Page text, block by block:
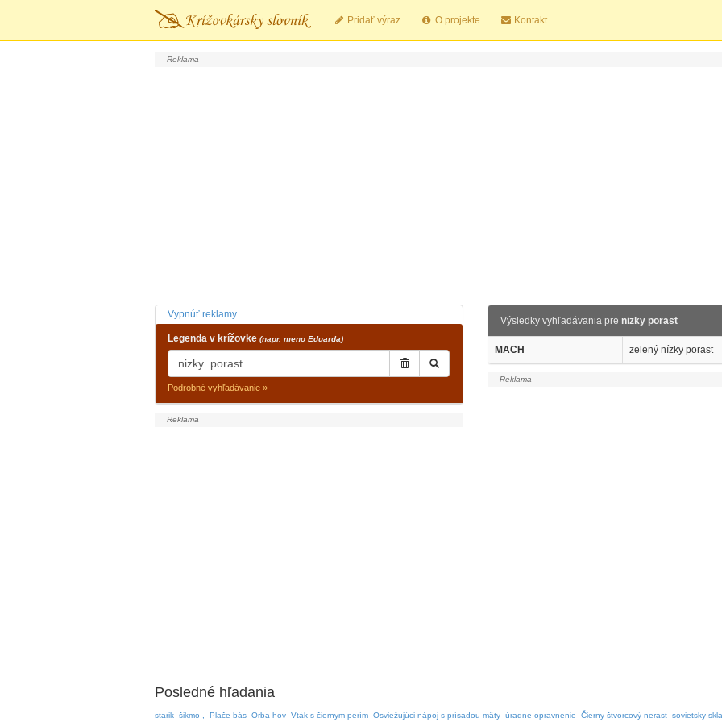
Pridať výraz O projekte Kontakt
Vypnúť reklamy
Legenda v krížovke (napr. meno Eduarda)
Podrobné vyhľadávanie »
Výsledky vyhľadávania pre nizky porast
MACH zelený nízky porast
Posledné hľadania
starik šikmo , Plače bás Orba hov Vták s čiernym perím Osviežujúci nápoj s prísadou mäty úradne opravnenie Čierny štvorcový nerast sovietsky